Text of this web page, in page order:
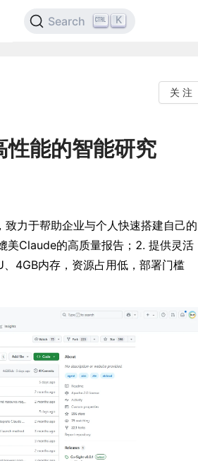
Search K
关 注
能的智能研究
力于帮助企业与个人快速搭建自己的
美Claude的高质量报告；2. 提供灵活
4GB内存，资源占用低，部署门槛